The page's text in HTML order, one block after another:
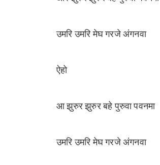
उमरि उमरि मेघ गरजे अंगनवा
ऐहो
आ झुरुर झुरुर बहे पुरुवा पवनमा
उमरि उमरि मेघ गरजे अंगनवा